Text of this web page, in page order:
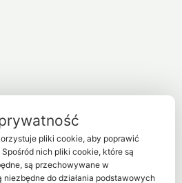
pliki cookie, aby poprawić
nich pliki cookie, które są
są przechowywane w
niezbędne do działania podstawowych